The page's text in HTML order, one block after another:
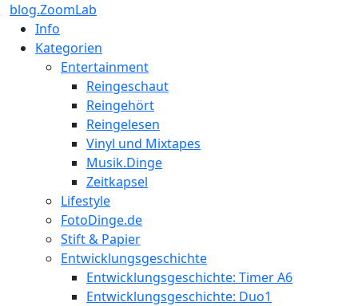
blog.ZoomLab
Info
Kategorien
Entertainment
Reingeschaut
Reingehört
Reingelesen
Vinyl und Mixtapes
Musik.Dinge
Zeitkapsel
Lifestyle
FotoDinge.de
Stift & Papier
Entwicklungsgeschichte
Entwicklungsgeschichte: Timer A6
Entwicklungsgeschichte: Duo1